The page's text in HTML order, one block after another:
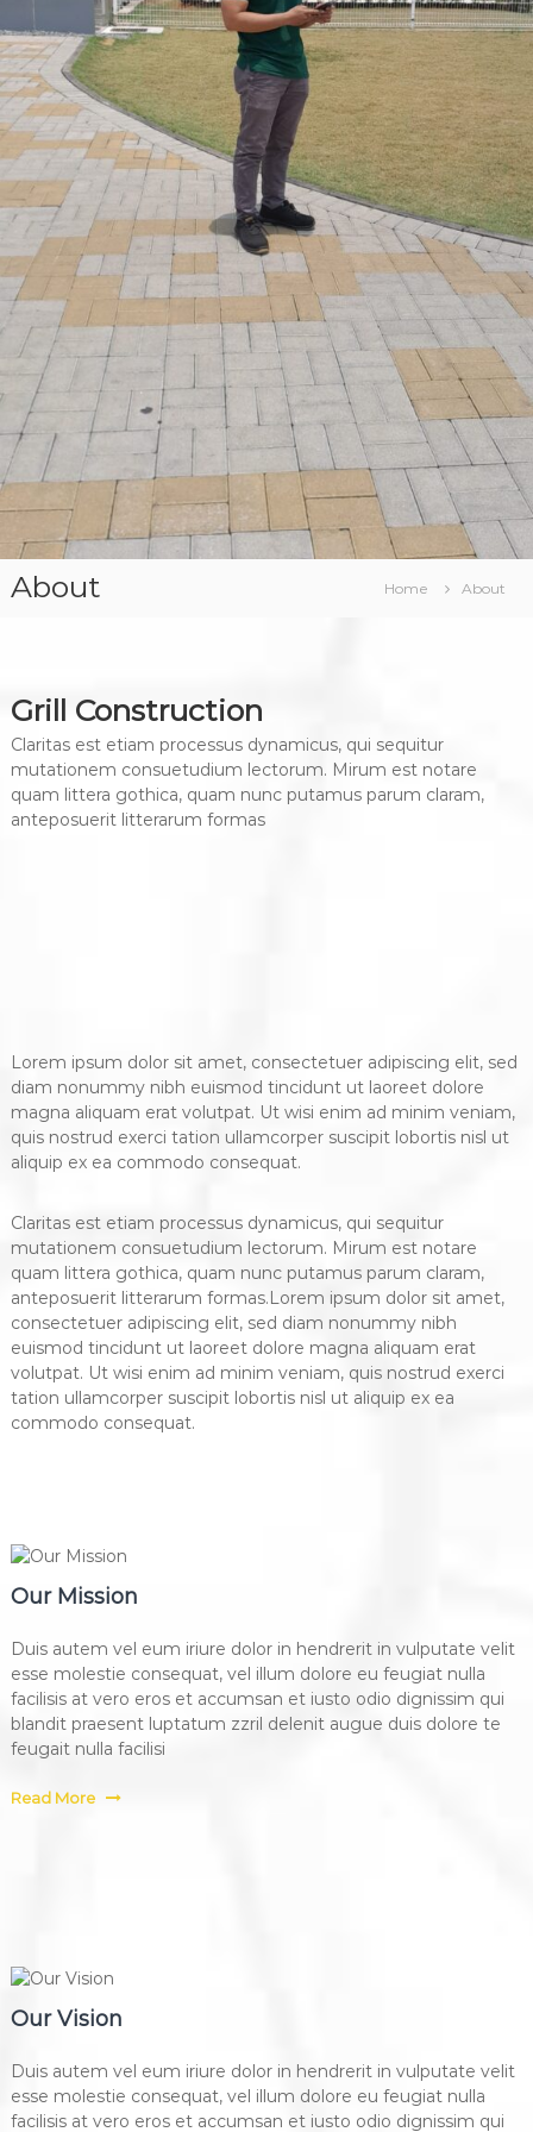
About Home About
Grill Construction
Claritas est etiam processus dynamicus, qui sequitur
mutationem consuetudium lectorum. Mirum est notare
quam littera gothica, quam nunc putamus parum claram,
anteposuerit litterarum formas
Lorem ipsum dolor sit amet, consectetuer adipiscing elit, sed
diam nonummy nibh euismod tincidunt ut laoreet dolore
magna aliquam erat volutpat. Ut wisi enim ad minim veniam,
quis nostrud exerci tation ullamcorper suscipit lobortis nisl ut
aliquip ex ea commodo consequat.
Claritas est etiam processus dynamicus, qui sequitur
mutationem consuetudium lectorum. Mirum est notare
quam littera gothica, quam nunc putamus parum claram,
anteposuerit litterarum formas.Lorem ipsum dolor sit amet,
consectetuer adipiscing elit, sed diam nonummy nibh
euismod tincidunt ut laoreet dolore magna aliquam erat
volutpat. Ut wisi enim ad minim veniam, quis nostrud exerci
tation ullamcorper suscipit lobortis nisl ut aliquip ex ea
commodo consequat.
Our Mission
Duis autem vel eum iriure dolor in hendrerit in vulputate velit
esse molestie consequat, vel illum dolore eu feugiat nulla
facilisis at vero eros et accumsan et iusto odio dignissim qui
blandit praesent luptatum zzril delenit augue duis dolore te
feugait nulla facilisi
Read More
Our Vision
Duis autem vel eum iriure dolor in hendrerit in vulputate velit
esse molestie consequat, vel illum dolore eu feugiat nulla
facilisis at vero eros et accumsan et iusto odio dignissim qui